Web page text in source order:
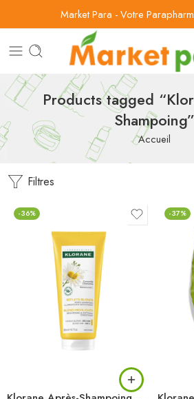
Market Para - Votre
Products tagged
Shampoing”
Accueil
Filtres
-36% -37%